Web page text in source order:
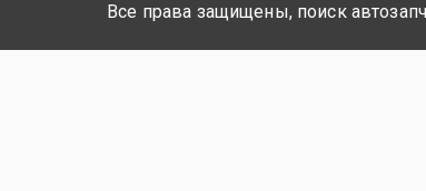
Все права защищены, поиск